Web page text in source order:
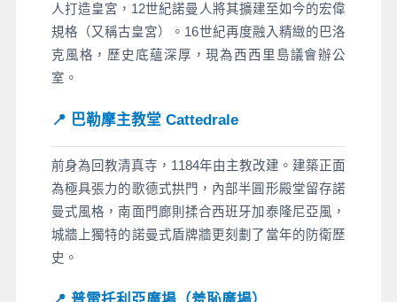
人打造皇宮，12世紀諾曼人將其擴建至如今的宏偉
規格（又稱古皇宮）。16世紀再度融入精緻的巴洛
克風格，歷史底蘊深厚，現為西西里島議會辦公
室。
📍 巴勒摩主教堂 Cattedrale
前身為回教清真寺，1184年由主教改建。建築正面
為極具張力的歌德式拱門，內部半圓形殿堂留存諾
曼式風格，南面門廊則揉合西班牙加泰隆尼亞風，
城牆上獨特的諾曼式盾牌牆更刻劃了當年的防衛歷
史。